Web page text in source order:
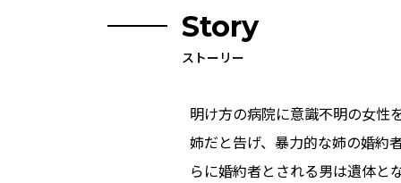
Story
ストーリー
明け方の病院に意識不明の女性
姉だと告げ、暴力的な姉の婚約
らに婚約者とされる男は遺体